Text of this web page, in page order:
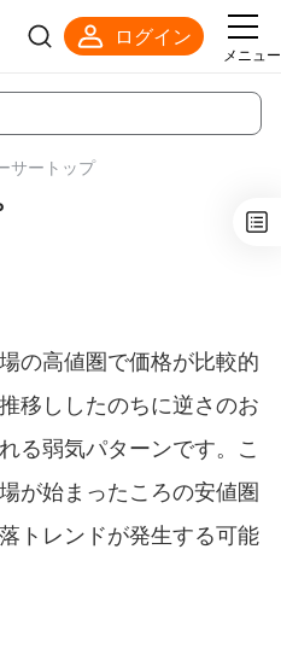
ログイン
メニュー
サートップ
の高値圏で価格が比較的
移ししたのちに逆さのお
る弱気パターンです。こ
が始まったころの安値圏
トレンドが発生する可能